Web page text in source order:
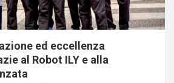
ed eccellenza
al Robot ILY e alla